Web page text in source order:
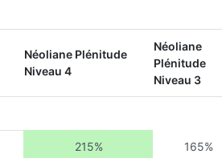
Néoliane Plénitude
Niveau 4
Néoliane
Plénitude
Niveau 3
215% 165%